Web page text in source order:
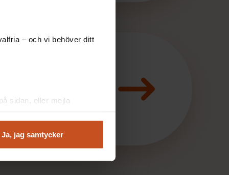
– och vi behöver ditt
sidan, eller mejla
Ja, jag samtycker